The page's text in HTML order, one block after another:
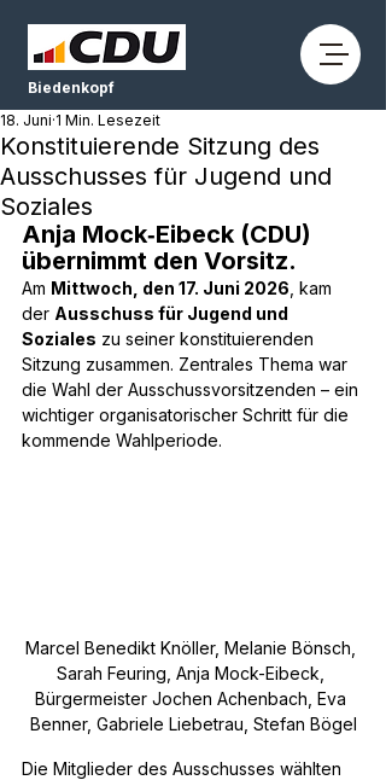
Biedenkopf
Konstituierende Sitzung des
Ausschusses für Jugend und
Soziales
18. Juni 1 Min. Lesezeit
Anja Mock‑Eibeck (CDU)
übernimmt den Vorsitz.
Am Mittwoch, den 17. Juni 2026 , kam
der Ausschuss für Jugend und
Soziales zu seiner konstituierenden
Sitzung zusammen. Zentrales Thema war
die Wahl der Ausschussvorsitzenden – ein
wichtiger organisatorischer Schritt für die
kommende Wahlperiode.
Marcel Benedikt Knöller, Melanie Bönsch,
Sarah Feuring, Anja Mock-Eibeck,
Bürgermeister Jochen Achenbach, Eva
Benner, Gabriele Liebetrau, Stefan Bögel
Die Mitglieder des Ausschusses wählten